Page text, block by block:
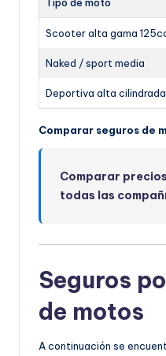
Scooter alta gama
Naked / sport media
Deportiva alta cilindrada
Comparar seguros de
Comparar
todas las
Seguros
de motos
A continuación se